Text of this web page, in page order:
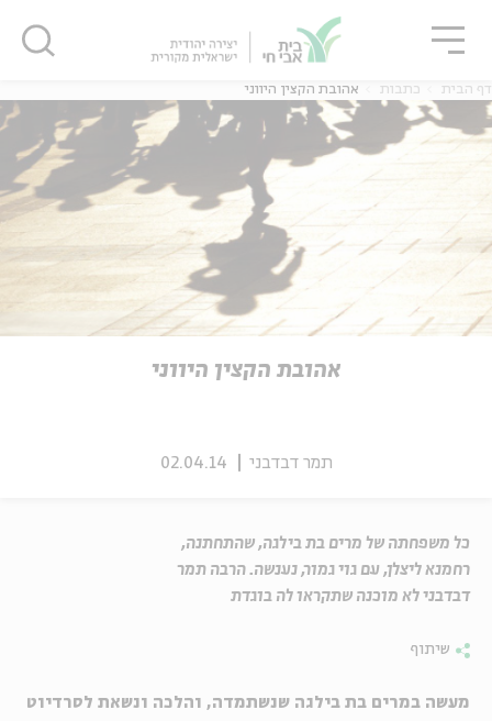
אנגלית נוער
דף הבית כתבות אהובת הקצין היווני
אהובת הקצין היווני
תמר דבדבני 02.04.14
כל משפחתה של מרים בת בילגה, שהתחתנה,
רחמנא ליצלן, עם גוי גמור, נענשה. הרבה תמר
דבדבני לא מוכנה שתקראו לה בוגדת
שיתוף
מעשה במרים בת בילגה שנשתמדה, והלכה ונשאת לסרדיוט
סגור